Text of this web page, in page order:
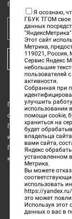
Подпишитесь на
Ваш e-mail адрес
Государственное
области Тверской
ГБУК ТГОМ)
изображения
ГБУК ТГОМ, а также
которые размещены
2026
Я осознаю,
ГБУК ТГОМ свое
данных
"ЯндексМетрика"
Этот сайт
Метрика,
119021, Россия,
Сервис Яндекс
небольшие
пользователей
активности.
Собранная при
улучшить
использовании
помощи cookie,
храниться на
будет
владельца
вами сайта,
Яндекс
установленном
Метрика.
Вы можете
использовать
https://
это может
Используя этот
данных о вас в